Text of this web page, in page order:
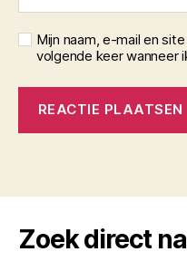
Mijn naam, e-mail en
volgende keer wanneer
Zoek direct